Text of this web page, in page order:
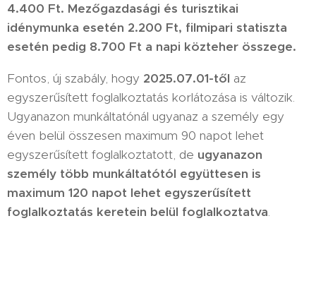
4.400 Ft. Mezőgazdasági és turisztikai
idénymunka esetén 2.200 Ft, filmipari statiszta
esetén pedig 8.700 Ft a napi közteher összege.
Fontos, új szabály, hogy 2025.07.01-től az
egyszerűsített foglalkoztatás korlátozása is változik.
Ugyanazon munkáltatónál ugyanaz a személy egy
éven belül összesen maximum 90 napot lehet
egyszerűsített foglalkoztatott, de ugyanazon
személy több munkáltatótól együttesen is
maximum 120 napot lehet egyszerűsített
foglalkoztatás keretein belül foglalkoztatva.